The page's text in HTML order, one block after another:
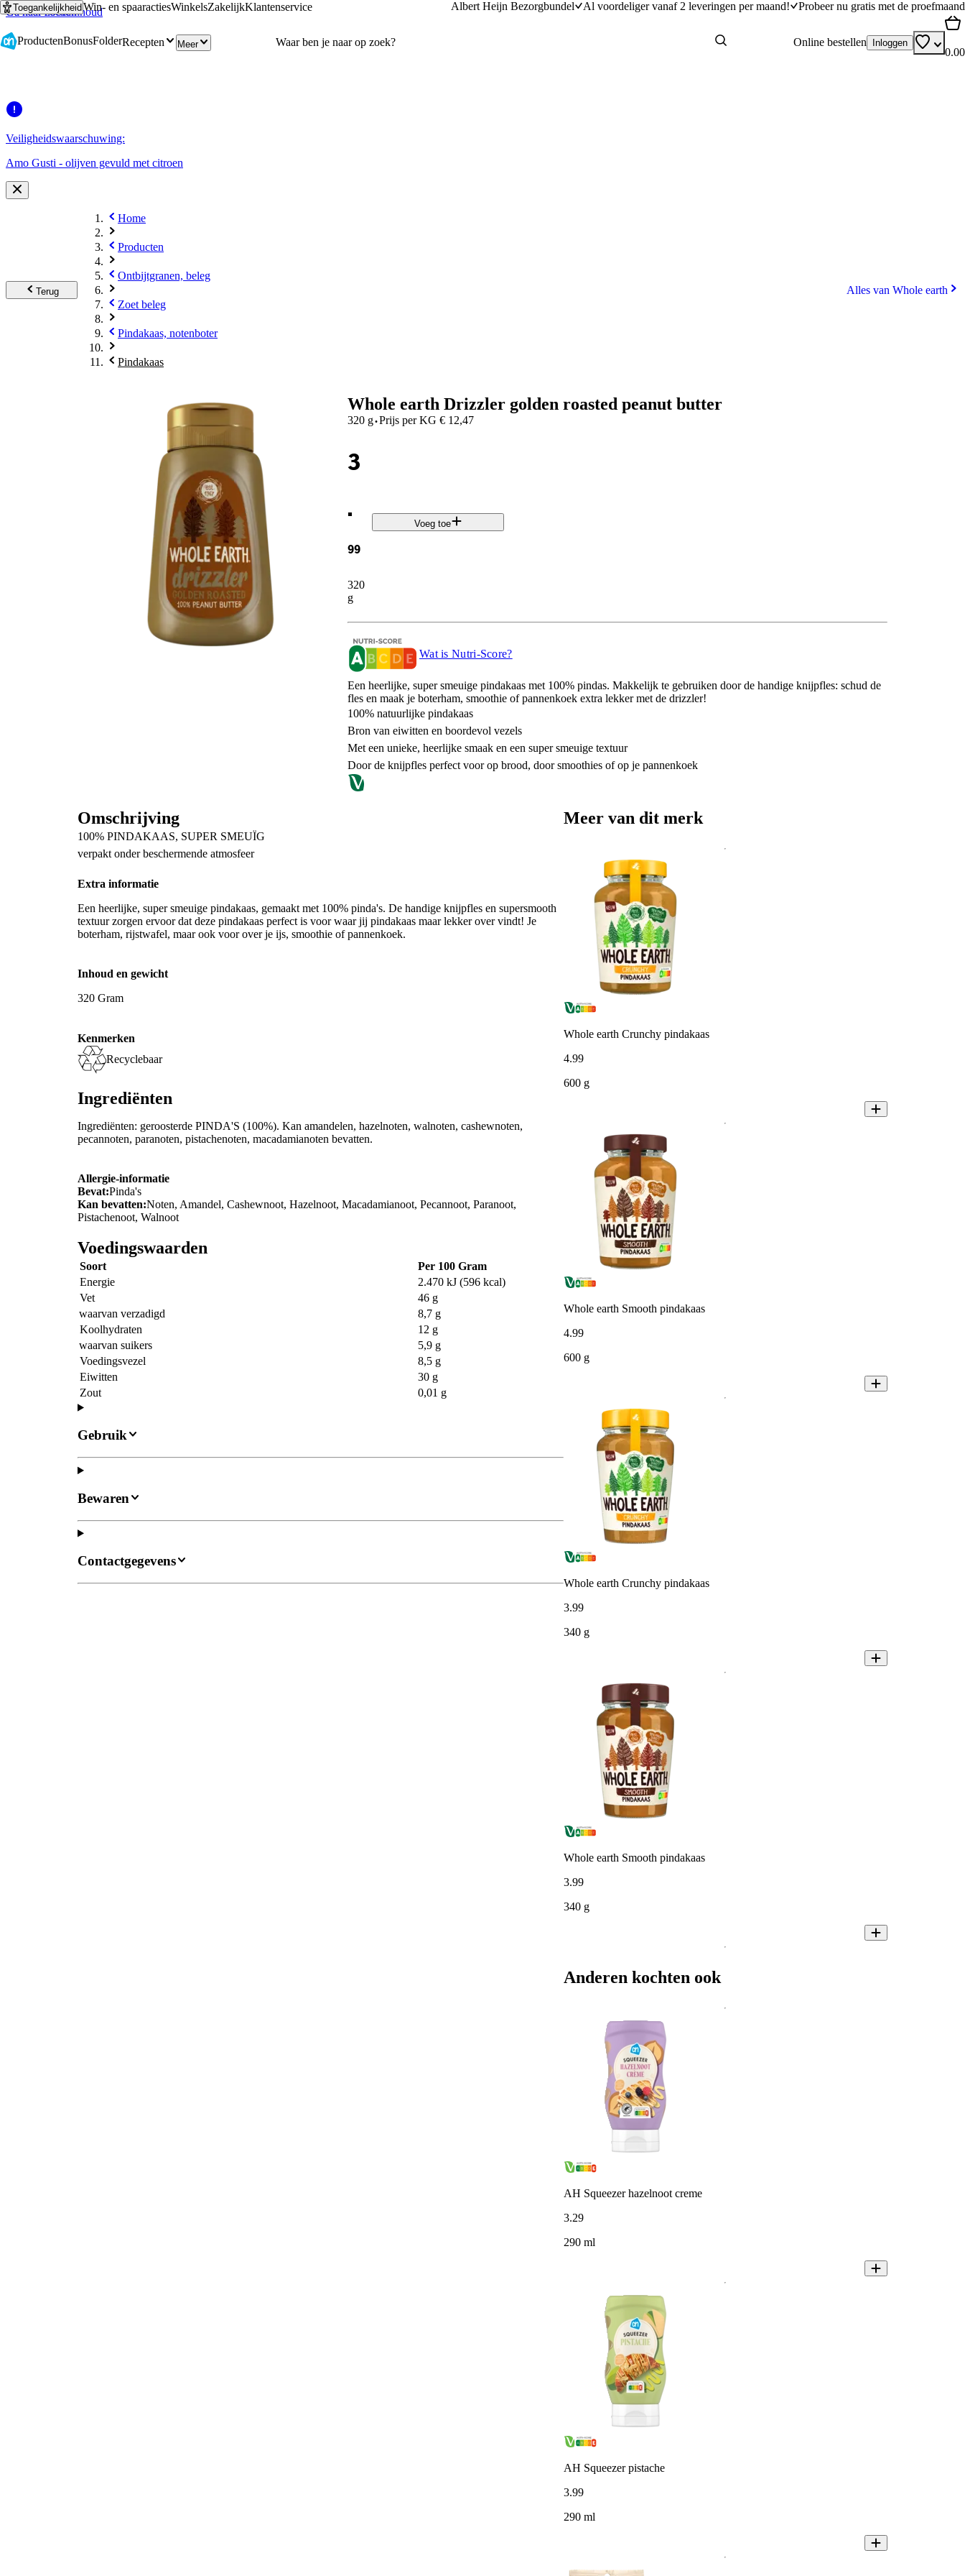
Ga naar hoofdinhoud
Ga naar zoeken
ToegankelijkheidWin- en spaaractiesWinkelsZakelijkKlantenservice Albert Heijn Bezorgbundel Al voordeliger vanaf 2 leveringen per maand! Probeer nu gratis met de proefmaand
ProductenBonusFolderRecepten Meer Online bestellen Inloggen
0.00
Veiligheidswaarschuwing:
Amo Gusti - olijven gevuld met citroen
Terug
Home
Producten
Ontbijtgranen, beleg
Zoet beleg
Pindakaas, notenboter
Pindakaas
Alles van Whole earth
Whole earth Drizzler golden roasted peanut butter
320 g·Prijs per KG € 12,47
3
.
99
320
g
Voeg toe
Wat is Nutri-Score?
Een heerlijke, super smeuige pindakaas met 100% pindas. Makkelijk te gebruiken door de handige knijpfles: schud de
fles en maak je boterham, smoothie of pannenkoek extra lekker met de drizzler!
100% natuurlijke pindakaas
Bron van eiwitten en boordevol vezels
Met een unieke, heerlijke smaak en een super smeuige textuur
Door de knijpfles perfect voor op brood, door smoothies of op je pannenkoek
Omschrijving
100% PINDAKAAS, SUPER SMEUÏG
verpakt onder beschermende atmosfeer
Extra informatie
Een heerlijke, super smeuige pindakaas, gemaakt met 100% pinda's. De handige knijpfles en supersmooth
textuur zorgen ervoor dat deze pindakaas perfect is voor waar jij pindakaas maar lekker over vindt! Je
boterham, rijstwafel, maar ook voor over je ijs, smoothie of pannenkoek.
Inhoud en gewicht
320 Gram
Kenmerken
Recyclebaar
Ingrediënten
Ingrediënten: geroosterde PINDA'S (100%). Kan amandelen, hazelnoten, walnoten, cashewnoten,
pecannoten, paranoten, pistachenoten, macadamianoten bevatten.
Allergie-informatie
Bevat:Pinda's
Kan bevatten:Noten, Amandel, Cashewnoot, Hazelnoot, Macadamianoot, Pecannoot, Paranoot,
Pistachenoot, Walnoot
Voedingswaarden
Soort
Per 100 Gram
Energie
2.470 kJ (596 kcal)
Vet
46 g
waarvan verzadigd
8,7 g
Koolhydraten
12 g
waarvan suikers
5,9 g
Voedingsvezel
8,5 g
Eiwitten
30 g
Zout
0,01 g
Gebruik
Bewaren
Contactgegevens
Meer van dit merk
Whole earth Crunchy pindakaas
4.99
600 g
Whole earth Smooth pindakaas
4.99
600 g
Whole earth Crunchy pindakaas
3.99
340 g
Whole earth Smooth pindakaas
3.99
340 g
Anderen kochten ook
AH Squeezer hazelnoot creme
3.29
290 ml
AH Squeezer pistache
3.99
290 ml